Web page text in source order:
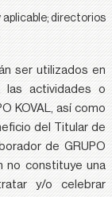
directorios
ser utilizados en
las actividades o
KOVAL, así como
del Titular de
de GRUPO
no constituye una
y/o celebrar